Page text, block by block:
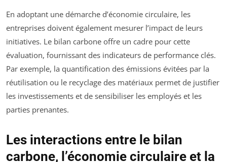
En adoptant une démarche d’économie circulaire, les
entreprises doivent également mesurer l’impact de leurs
initiatives. Le bilan carbone offre un cadre pour cette
évaluation, fournissant des indicateurs de performance clés.
Par exemple, la quantification des émissions évitées par la
réutilisation ou le recyclage des matériaux permet de justifier
les investissements et de sensibiliser les employés et les
parties prenantes.
Les interactions entre le bilan
carbone, l’économie circulaire et la